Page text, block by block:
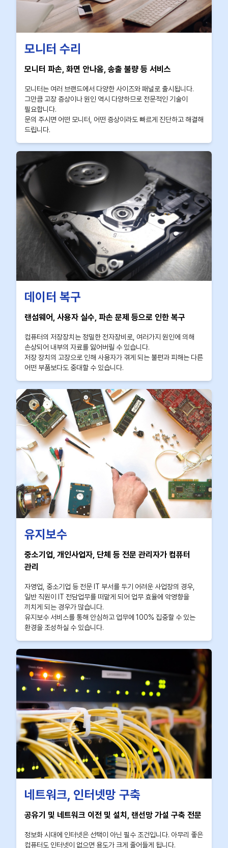
모니터 수리
모니터 파손, 화면 안나옴, 송출 불량 등 서비스
모니터는 여러 브랜드에서 다양한 사이즈와 패널로 출시됩니다.
그만큼 고장 증상이나 원인 역시 다양하므로 전문적인 기술이
필요합니다.
문의 주시면 어떤 모니터, 어떤 증상이라도 빠르게 진단하고 해결해
드립니다.
데이터 복구
랜섬웨어, 사용자 실수, 파손 문제 등으로 인한 복구
컴퓨터의 저장장치는 정밀한 전자장비로, 여러가지 원인에 의해
손상되어 내부의 자료를 잃어버릴 수 있습니다.
저장 장치의 고장으로 인해 사용자가 겪게 되는 불편과 피해는 다른
어떤 부품보다도 중대할 수 있습니다.
유지보수
중소기업, 개인사업자, 단체 등 전문 관리자가 컴퓨터
관리
자영업, 중소기업 등 전문 IT 부서를 두기 어려운 사업장의 경우,
일반 직원이 IT 전담업무를 떠맡게 되어 업무 효율에 악영향을
끼치게 되는 경우가 많습니다.
유지보수 서비스를 통해 안심하고 업무에 100% 집중할 수 있는
환경을 조성하실 수 있습니다.
네트워크, 인터넷망 구축
공유기 및 네트워크 이전 및 설치, 랜선망 가설 구축 전문
정보화 시대에 인터넷은 선택이 아닌 필수 조건입니다. 아무리 좋은
컴퓨터도 인터넷이 없으면 용도가 크게 줄어들게 됩니다.